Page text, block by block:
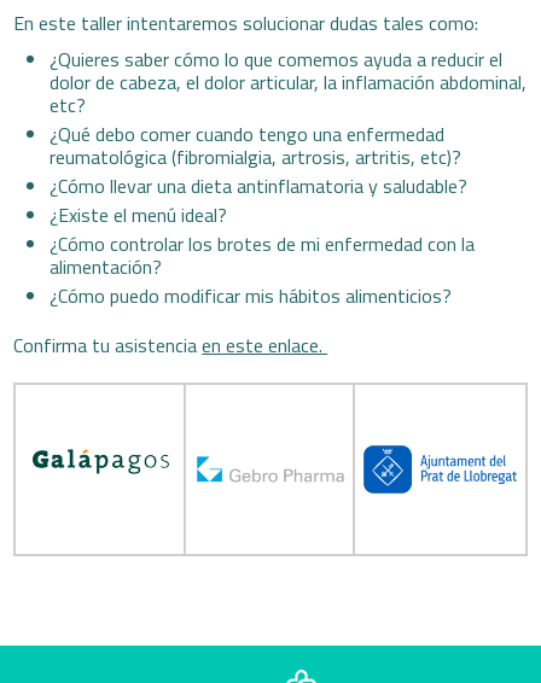
En este taller intentaremos solucionar dudas tales como:
¿Quieres saber cómo lo que comemos ayuda a reducir el
dolor de cabeza, el dolor articular, la inflamación abdominal,
etc?
¿Qué debo comer cuando tengo una enfermedad
reumatológica (fibromialgia, artrosis, artritis, etc)?
¿Cómo llevar una dieta antinflamatoria y saludable?
¿Existe el menú ideal?
¿Cómo controlar los brotes de mi enfermedad con la
alimentación?
¿Cómo puedo modificar mis hábitos alimenticios?
Confirma tu asistenciaen este enlace.